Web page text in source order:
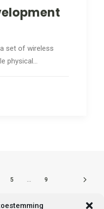
set of wireless
physical…
5 9